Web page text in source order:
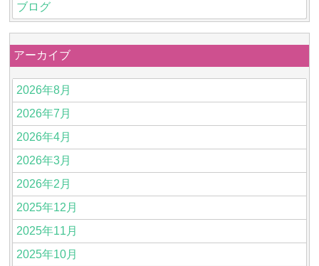
ブログ
アーカイブ
2026年8月
2026年7月
2026年4月
2026年3月
2026年2月
2025年12月
2025年11月
2025年10月